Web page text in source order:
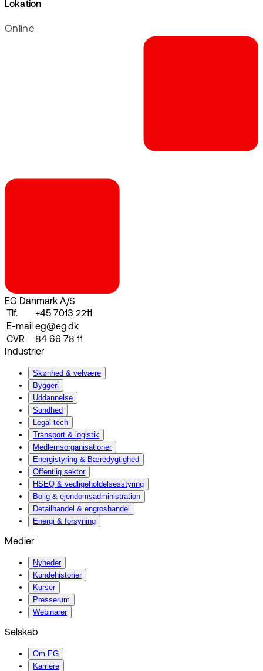
Lokation
Online
EG Danmark A/S
Tlf.
+45 7013 2211
E-mail eg@eg.dk
CVR
84 66 78 11
Industrier
Skønhed & velvære
Byggeri
Uddannelse
Sundhed
Legal tech
Transport & logistik
Medlemsorganisationer
Energistyring & Bæredygtighed
Offentlig sektor
HSEQ & vedligeholdelsesstyring
Bolig & ejendomsadministration
Detailhandel & engroshandel
Energi & forsyning
Medier
Nyheder
Kundehistorier
Kurser
Presserum
Webinarer
Selskab
Om EG
Karriere